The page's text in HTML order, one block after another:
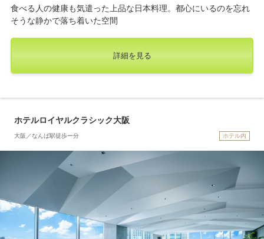
食べる人の健康も気遣った上品な日本料理。都心にいるのを忘れ
そうな静かで落ち着いた空間
詳細を見る
ホテルロイヤルクラシック大阪
大阪／なんば駅徒歩ー分 ホテル内